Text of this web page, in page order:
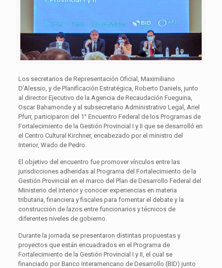
Los secretarios de Representación Oficial, Maximiliano
D’Alessio, y de Planificación Estratégica, Roberto Daniels, junto
al director Ejecutivo de la Agencia de Recaudación Fueguina,
Oscar Bahamonde y al subsecretario Administrativo Legal, Ariel
Pfurr, participaron del 1° Encuentro Federal de los Programas de
Fortalecimiento de la Gestión Provincial I y II que se desarrolló en
el Centro Cultural Kirchner, encabezado por el ministro del
Interior, Wado de Pedro.
El objetivo del encuentro fue promover vínculos entre las
jurisdicciones adheridas al Programa del Fortalecimiento de la
Gestión Provincial en el marco del Plan de Desarrollo Federal del
Ministerio del Interior y conocer experiencias en materia
tributaria, financiera y fiscales para fomentar el debate y la
construcción de lazos entre funcionarios y técnicos de
diferentes niveles de gobierno.
Durante la jornada se presentaron distintas propuestas y
proyectos que están encuadrados en el Programa de
Fortalecimiento de la Gestión Provincial I y II, el cual se
financiado por Banco Interamericano de Desarrollo (BID) junto